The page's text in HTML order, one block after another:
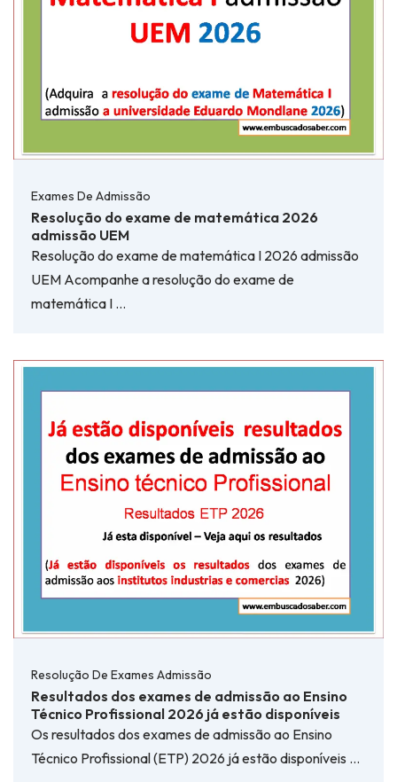
Exames De Admissão
Resolução do exame de matemática 2026
admissão UEM
Resolução do exame de matemática I 2026 admissão
UEM Acompanhe a resolução do exame de
matemática I …
Resolução De Exames Admissão
Resultados dos exames de admissão ao Ensino
Técnico Profissional 2026 já estão disponíveis
Os resultados dos exames de admissão ao Ensino
Técnico Profissional (ETP) 2026 já estão disponíveis …